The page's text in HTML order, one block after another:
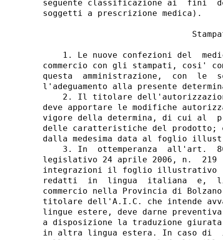
seguente classificazione ai  fini
soggetti a prescrizione medica).
1. Le nuove confezioni del
commercio con gli stampati, cosi'
questa  amministrazione,  con  le
l'adeguamento alla presente
2. Il titolare
deve apportare le modifiche
vigore della determina, di cui al
delle caratteristiche del
dalla medesima data al foglio
3. In  ottemperanza  all'art.
legislativo 24 aprile 2006, n.  219
integrazioni il foglio illustrativo
redatti  in  lingua  italiana  e,
commercio nella Provincia di
titolare dell'A.I.C. che intende
lingue estere, deve darne
a disposizione la traduzione
in altra lingua estera. In caso di